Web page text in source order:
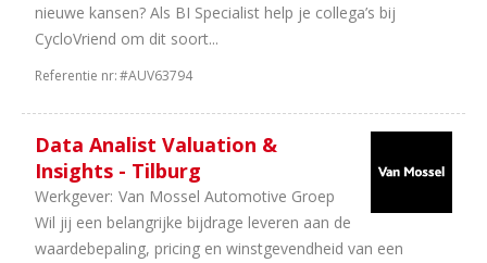
nieuwe kansen? Als BI Specialist help je collega’s bij
CycloVriend om dit soort...
Referentie nr:#AUV63794
Data Analist Valuation &
Insights - Tilburg
Werkgever: Van Mossel Automotive Groep
Wil jij een belangrijke bijdrage leveren aan de
waardebepaling, pricing en winstgevendheid van een